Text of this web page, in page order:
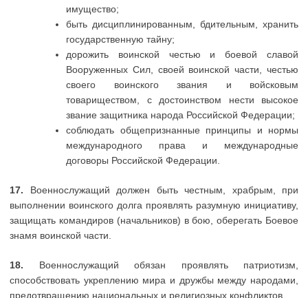
имущество;
быть дисциплинированным, бдительным, хранить
государственную тайну;
дорожить воинской честью и боевой славой
Вооруженных Сил, своей воинской части, честью
своего воинского звания и войсковым
товариществом, с достоинством нести высокое
звание защитника народа Российской Федерации;
соблюдать общепризнанные принципы и нормы
международного права и международные
договоры Российской Федерации.
17. Военнослужащий должен быть честным, храбрым, при
выполнении воинского долга проявлять разумную инициативу,
защищать командиров (начальников) в бою, оберегать Боевое
знамя воинской части.
18. Военнослужащий обязан проявлять патриотизм,
способствовать укреплению мира и дружбы между народами,
предотвращению национальных и религиозных конфликтов.